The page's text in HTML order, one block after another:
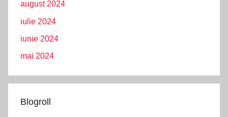
august 2024
iulie 2024
iunie 2024
mai 2024
Blogroll